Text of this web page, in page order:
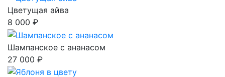
Цветущая айва
8 000 ₽
Шампанское с ананасом
27 000 ₽